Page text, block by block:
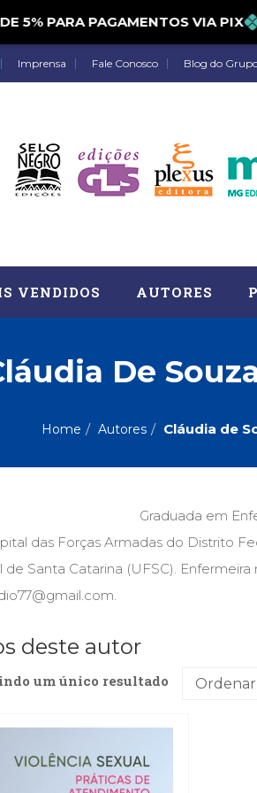
PARA PAGAMENTOS VIA PIX
Imprensa Fale Conosco Blog do
Comportamento (418)
Economia, Negócios (31)
Literatura, Ficção, Ensaios (69)
Psicodrama (200)
Puericultura (23)
Treinamento e RH (65)
VENDIDOS AUTORES
De
Home Autores Cláudia de
Graduada em
das Forças Armadas do Distrito
de Santa Catarina (UFSC).
deste autor
um único resultado